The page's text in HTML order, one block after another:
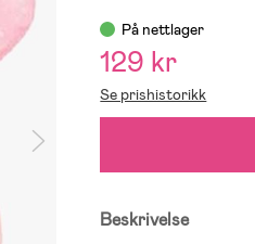
På nettlager
129 kr
Se prishistorikk
Beskrivelse